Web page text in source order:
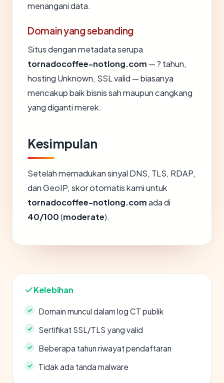
menangani data.
Domain yang sebanding
Situs dengan metadata serupa
tornadocoffee-notlong.com — ? tahun,
hosting Unknown, SSL valid — biasanya
mencakup baik bisnis sah maupun cangkang
yang diganti merek.
Kesimpulan
Setelah memadukan sinyal DNS, TLS, RDAP,
dan GeoIP, skor otomatis kami untuk
tornadocoffee-notlong.comada di
40/100(moderate).
Kelebihan
Domain muncul dalam log CT publik
Sertifikat SSL/TLS yang valid
Beberapa tahun riwayat pendaftaran
Tidak ada tanda malware